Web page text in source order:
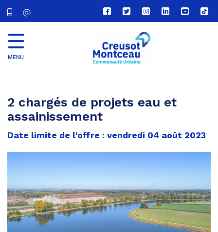
Lien
vers
compte
Facebook
Lien
vers
compte
Twitter
Lien
vers
le
compte
Lien
vers
Lien
vers
Lien
vers
MENU
2 chargés de projets eau et
assainissement
Date limite de l'offre : vendredi 04 août 2023